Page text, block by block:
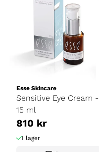
Esse Skincare
Sensitive Eye Cream -
15 ml
810 kr
I lager